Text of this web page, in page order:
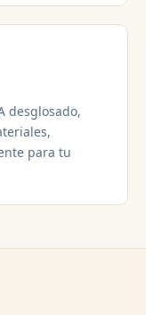
desglosado,
para tu